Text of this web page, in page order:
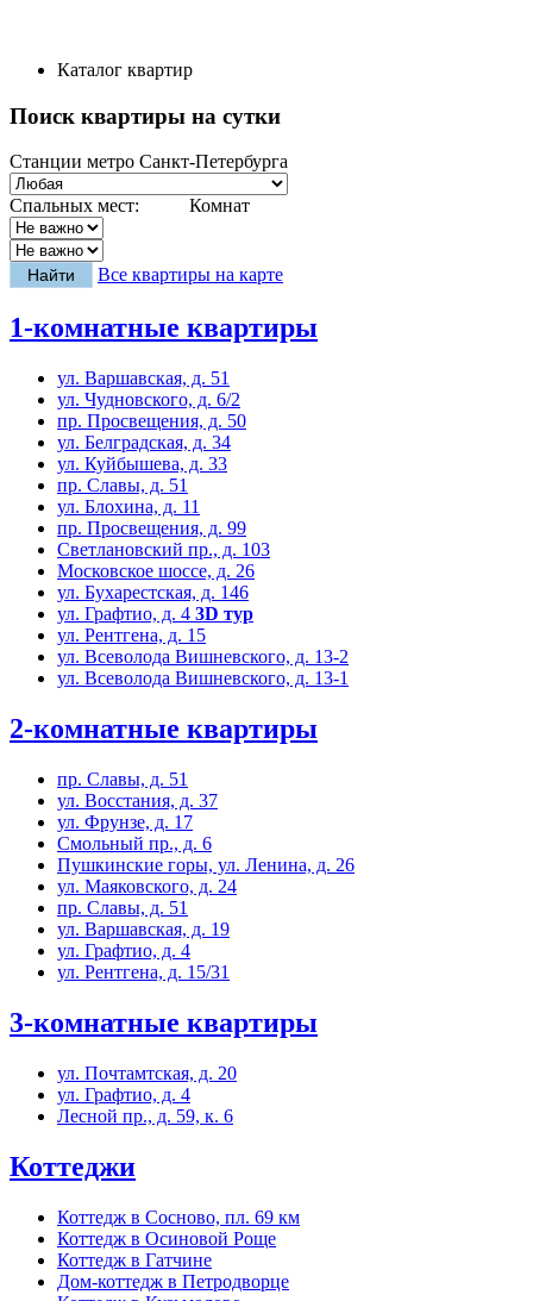
Каталог квартир
Поиск квартиры на сутки
Станции метро Санкт-Петербурга
Спальных мест: Комнат
Все квартиры на карте
1-комнатные квартиры
ул. Варшавская, д. 51
ул. Чудновского, д. 6/2
пр. Просвещения, д. 50
ул. Белградская, д. 34
ул. Куйбышева, д. 33
пр. Славы, д. 51
ул. Блохина, д. 11
пр. Просвещения, д. 99
Светлановский пр., д. 103
Московское шоссе, д. 26
ул. Бухарестская, д. 146
ул. Графтио, д. 4 3D тур
ул. Рентгена, д. 15
ул. Всеволода Вишневского, д. 13-2
ул. Всеволода Вишневского, д. 13-1
2-комнатные квартиры
пр. Славы, д. 51
ул. Восстания, д. 37
ул. Фрунзе, д. 17
Смольный пр., д. 6
Пушкинские горы, ул. Ленина, д. 26
ул. Маяковского, д. 24
пр. Славы, д. 51
ул. Варшавская, д. 19
ул. Графтио, д. 4
ул. Рентгена, д. 15/31
3-комнатные квартиры
ул. Почтамтская, д. 20
ул. Графтио, д. 4
Лесной пр., д. 59, к. 6
Коттеджи
Коттедж в Сосново, пл. 69 км
Коттедж в Осиновой Роще
Коттедж в Гатчине
Дом-коттедж в Петродворце